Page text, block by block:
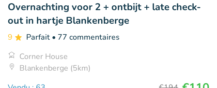
Overnachting voor 2 + ontbijt + late check-
out in hartje Blankenberge
9 Parfait • 77 commentaires
Corner House
Blankenberge (5km)